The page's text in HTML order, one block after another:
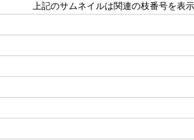
上記のサムネイルは関連の枝番号を表